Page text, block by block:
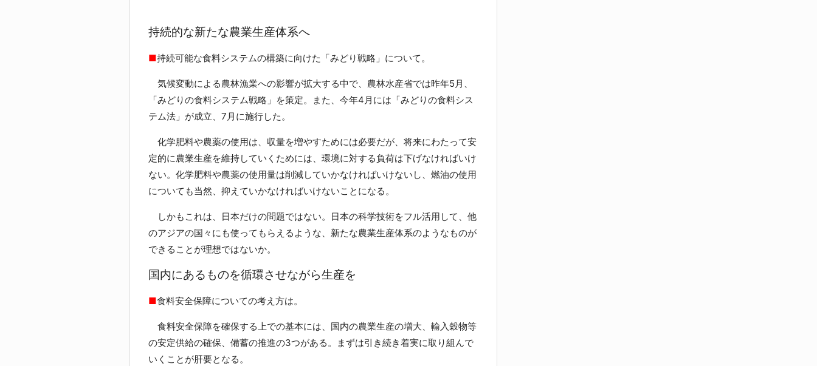
持続的な新たな農業生産体系へ
■持続可能な食料システムの構築に向けた「みどり戦略」について。
気候変動による農林漁業への影響が拡大する中で、農林水産省では昨年5月、
「みどりの食料システム戦略」を策定。また、今年4月には「みどりの食料シス
テム法」が成立、7月に施行した。
化学肥料や農薬の使用は、収量を増やすためには必要だが、将来にわたって安
定的に農業生産を維持していくためには、環境に対する負荷は下げなければいけ
ない。化学肥料や農薬の使用量は削減していかなければいけないし、燃油の使用
についても当然、抑えていかなければいけないことになる。
しかもこれは、日本だけの問題ではない。日本の科学技術をフル活用して、他
のアジアの国々にも使ってもらえるような、新たな農業生産体系のようなものが
できることが理想ではないか。
国内にあるものを循環させながら生産を
■食料安全保障についての考え方は。
食料安全保障を確保する上での基本には、国内の農業生産の増大、輸入穀物等
の安定供給の確保、備蓄の推進の3つがある。まずは引き続き着実に取り組んで
いくことが肝要となる。